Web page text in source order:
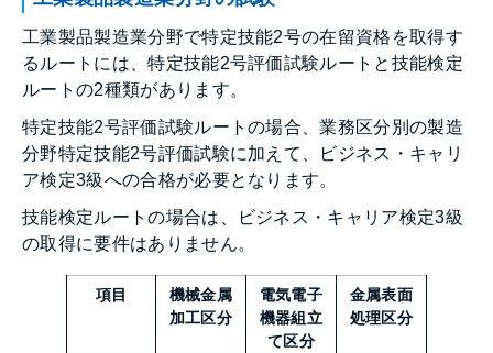
工業製品製造業分野で特定技能2号の在留資格を取得す
るルートには、特定技能2号評価試験ルートと技能検定
ルートの2種類があります。
特定技能2号評価試験ルートの場合、業務区分別の製造
分野特定技能2号評価試験に加えて、ビジネス・キャリ
ア検定3級への合格が必要となります。
技能検定ルートの場合は、ビジネス・キャリア検定3級
の取得に要件はありません。
項目
機械金属
加工区分
電気電子
機器組立
て区分
金属表面
処理区分